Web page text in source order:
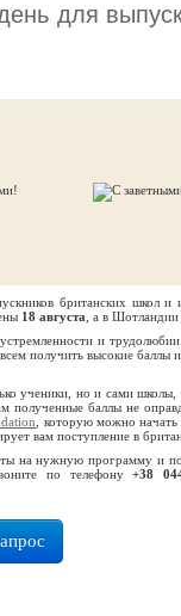
для
британских школ и
18 августа , а в
и
получить высокие
ученики, но и сами школы,
полученные баллы не
, которую можно начать
вам поступление в
на нужную программу и
по телефону+38